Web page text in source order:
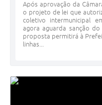
Após aprovação da
o projeto de lei que
coletivo intermunicipal
agora aguarda sanção
proposta permitirá à
linhas...